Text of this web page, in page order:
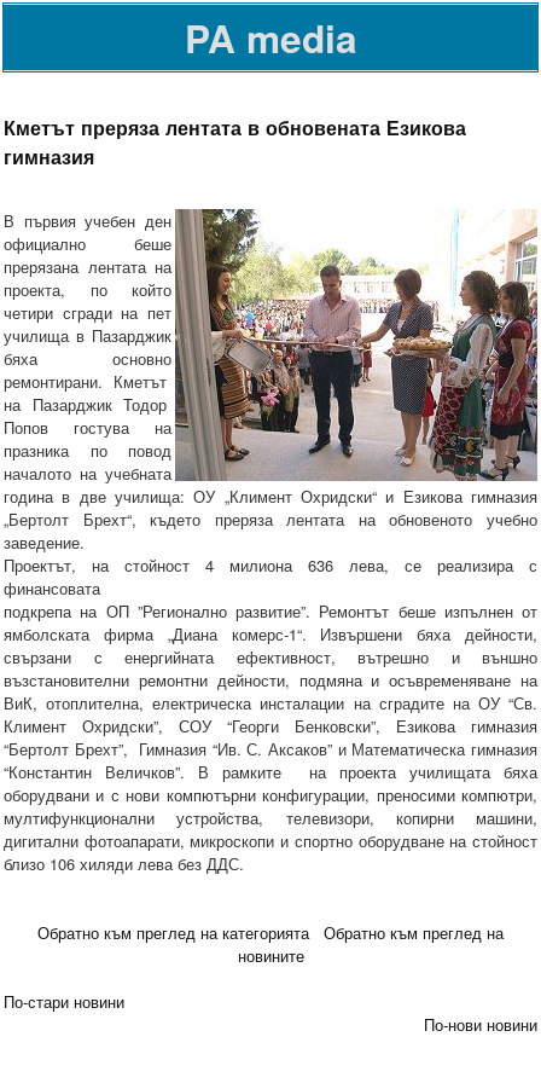
PA media
Кметът преряза лентата в обновената Езикова
гимназия
В първия учебен ден
официално беше
прерязана лентата на
проекта, по който
четири сгради на пет
училища в Пазарджик
бяха основно
ремонтирани. Кметът
на Пазарджик Тодор
Попов гостува на
празника по повод
началото на учебната
година в две училища: ОУ „Климент Охридски“ и Езикова гимназия
„Бертолт Брехт“, където преряза лентата на обновеното учебно
заведение.
Проектът, на стойност 4 милиона 636 лева, се реализира с
финансовата
подкрепа на ОП ”Регионално развитие”. Ремонтът беше изпълнен от
ямболската фирма „Диана комерс-1“. Извършени бяха дейности,
свързани с енергийната ефективност, вътрешно и външно
възстановителни ремонтни дейности, подмяна и осъвременяване на
ВиК, отоплителна, електрическа инсталации на сградите на ОУ “Св.
Климент Охридски”, СОУ “Георги Бенковски”, Езикова гимназия
“Бертолт Брехт”, Гимназия “Ив. С. Аксаков” и Математическа гимназия
“Константин Величков”. В рамките на проекта училищата бяха
оборудвани и с нови компютърни конфигурации, преносими компютри,
мултифункционални устройства, телевизори, копирни машини,
дигитални фотоапарати, микроскопи и спортно оборудване на стойност
близо 106 хиляди лева без ДДС.
Обратно към преглед на категорията
Обратно към преглед на
новините
По-стари новини
По-нови новини